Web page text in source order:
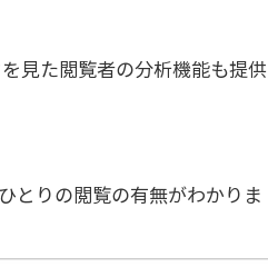
見た閲覧者の分析機能も提供
とりの閲覧の有無がわかりま